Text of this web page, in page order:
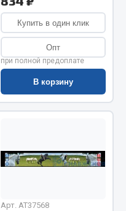
Купить в один клик
Опт
при полной предоплате
В корзину
Арт. AT37568